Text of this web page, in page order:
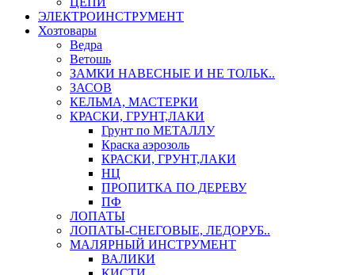
ЭЛЕКТРОИНСТРУМЕНТ
Хозтовары
Ведра
Ветошь
ЗАМКИ НАВЕСНЫЕ И НЕ ТОЛЬК..
ЗАСОВ
КЕЛЬМА, МАСТЕРКИ
КРАСКИ, ГРУНТ,ЛАКИ
Грунт по МЕТАЛЛУ
Краска аэрозоль
КРАСКИ, ГРУНТ,ЛАКИ
НЦ
ПРОПИТКА ПО ДЕРЕВУ
ПФ
ЛОПАТЫ
ЛОПАТЫ-СНЕГОВЫЕ, ЛЕДОРУБ..
МАЛЯРНЫЙ ИНСТРУМЕНТ
ВАЛИКИ